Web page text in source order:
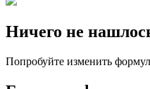
Ничего не
Попробуйте изменить